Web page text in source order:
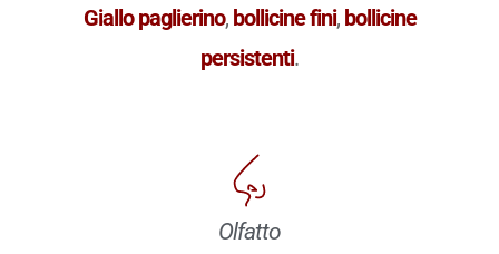
Giallo paglierino, bollicine fini, bollicine
persistenti.
Olfatto